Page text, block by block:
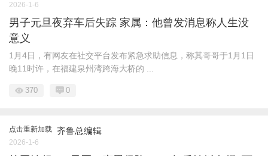
2026-1-6
男子元旦夜弃车后失踪 家属：他曾发消息称人生没
意义
1月4日，有网友在社交平台发布紧急求助信息，称其哥哥于1月1日
晚11时许，在福建泉州湾跨海大桥的 ...
370 0
点击重新加载 齐鲁总编辑
2026-1-6